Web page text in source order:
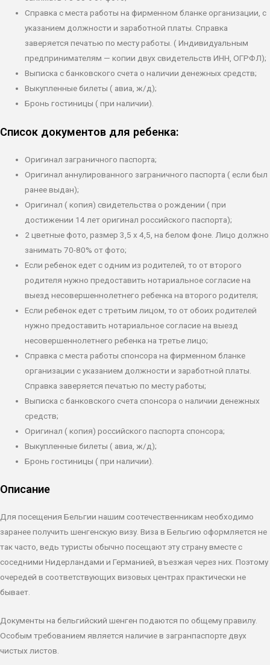
Справка с места работы на фирменном бланке организации, с
указанием должности и заработной платы. Справка
заверяется печатью по месту работы. ( Индивидуальным
предпринимателям — копии двух свидетельств ИНН, ОГРФЛ);
Выписка с банковского счета о наличии денежных средств;
Выкупленные билеты ( авиа, ж/д);
Бронь гостиницы ( при наличии).
Список документов для ребенка:
Оригинал заграничного паспорта;
Оригинал аннулированного заграничного паспорта ( если был
ранее выдан);
Оригинал ( копия) свидетельства о рождении ( при
достижении 14 лет оригинал российского паспорта);
2 цветные фото, размер 3,5 х 4,5, на белом фоне. Лицо должно
занимать 70-80% от фото;
Если ребенок едет с одним из родителей, то от второго
родителя нужно предоставить нотариальное согласие на
выезд несовершеннолетнего ребенка на второго родителя;
Если ребенок едет с третьим лицом, то от обоих родителей
нужно предоставить нотариальное согласие на выезд
несовершеннолетнего ребенка на третье лицо;
Справка с места работы спонсора на фирменном бланке
организации с указанием должности и заработной платы.
Справка заверяется печатью по месту работы;
Выписка с банковского счета спонсора о наличии денежных
средств;
Оригинал ( копия) российского паспорта спонсора;
Выкупленные билеты ( авиа, ж/д);
Бронь гостиницы ( при наличии).
Описание
Для посещения Бельгии нашим соотечественникам необходимо
заранее получить шенгенскую визу. Виза в Бельгию оформляется не
так часто, ведь туристы обычно посещают эту страну вместе с
соседними Нидерландами и Германией, въезжая через них. Поэтому
очередей в соответствующих визовых центрах практически не
бывает.
Документы на бельгийский шенген подаются по общему правилу.
Особым требованием является наличие в загранпаспорте двух
чистых листов.